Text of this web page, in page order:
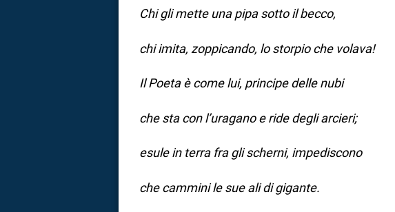
Chi gli mette una pipa sotto il becco,
chi imita, zoppicando, lo storpio che volava!
Il Poeta è come lui, principe delle nubi
che sta con l’uragano e ride degli arcieri;
esule in terra fra gli scherni, impediscono
che cammini le sue ali di gigante.